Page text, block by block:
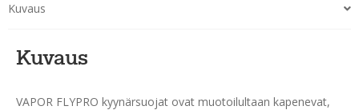
Kuvaus
Kuvaus
VAPOR FLYPRO kyynärsuojat ovat muotoilultaan kapenevat,